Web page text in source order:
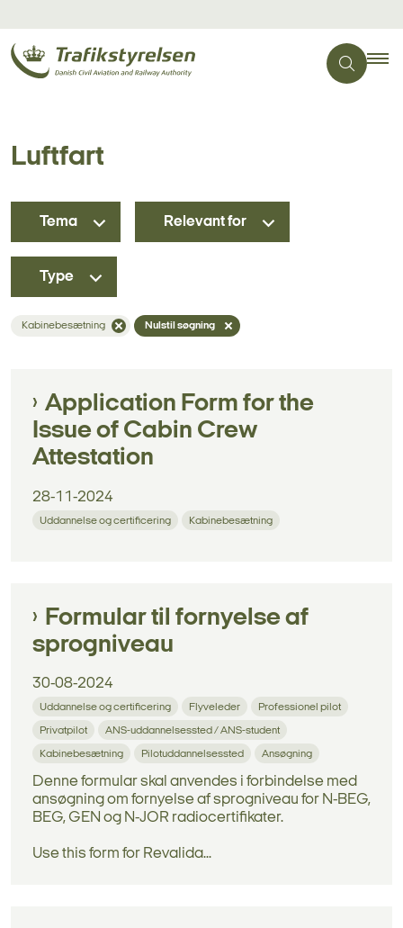
Luftfart
Kabinebesætning Nulstil søgning
Tema Relevant for
Type
Application Form for the
Issue of Cabin Crew
Attestation
28-11-2024
Uddannelse og certificering Kabinebesætning
Formular til fornyelse af
sprogniveau
30-08-2024
Uddannelse og certificering Flyveleder Professionel pilot
Privatpilot ANS-uddannelsessted / ANS-student
Kabinebesætning Pilotuddannelsessted Ansøgning
Denne formular skal anvendes i forbindelse med
ansøgning om fornyelse af sprogniveau for N-BEG,
BEG, GEN og N-JOR radiocertifikater.
Use this form for Revalida...